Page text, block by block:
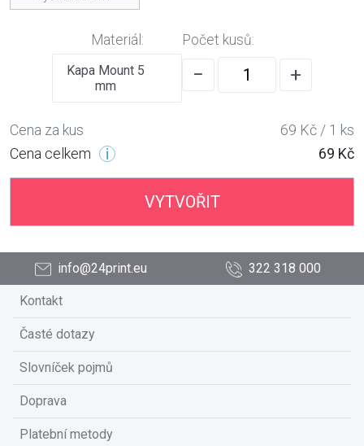
Materiál:
Kapa Mount 5
mm
Počet kusů:
− +
Cena za kus
69 Kč / 1 ks
Cena celkem
69 Kč
VYTVOŘIT
info@24print.eu 322 318 000
Kontakt
Časté dotazy
Slovníček pojmů
Doprava
Platební metody